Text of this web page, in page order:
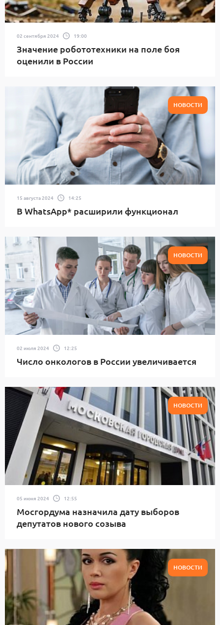
02 сентября 2024 19:00
Значение робототехники на поле боя
оценили в России
НОВОСТИ
15 августа 2024 14:25
В WhatsApp* расширили функционал
НОВОСТИ
02 июля 2024 12:25
Число онкологов в России увеличивается
НОВОСТИ
05 июня 2024 12:55
Мосгордума назначила дату выборов
депутатов нового созыва
НОВОСТИ